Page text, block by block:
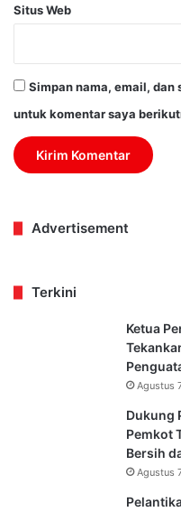
Situs Web
Simpan nama, email, dan
untuk komentar saya
Advertisement
Terkini
Ketua
Agustus
Dukung
Pemkot
Bersih
Agustus